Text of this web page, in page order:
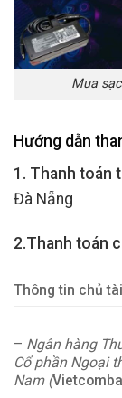
Mua
Hướng dẫn
1. Thanh toán
Đà Nẵng
2.Thanh toán
Thông tin chủ
– Ngân hàng
Cổ phần Ngoại
Nam (